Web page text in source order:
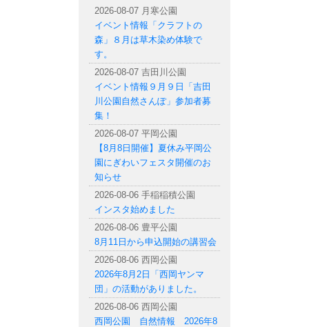
2026-08-07 月寒公園
イベント情報「クラフトの
森」８月は草木染め体験で
す。
2026-08-07 吉田川公園
イベント情報９月９日「吉田
川公園自然さんぽ」参加者募
集！
2026-08-07 平岡公園
【8月8日開催】夏休み平岡公
園にぎわいフェスタ開催のお
知らせ
2026-08-06 手稲稲積公園
インスタ始めました
2026-08-06 豊平公園
8月11日から申込開始の講習会
2026-08-06 西岡公園
2026年8月2日「西岡ヤンマ
団」の活動がありました。
2026-08-06 西岡公園
西岡公園 自然情報 2026年8